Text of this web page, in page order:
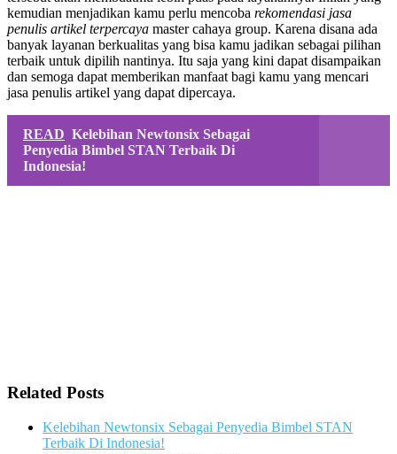
kemudian menjadikan kamu perlu mencoba rekomendasi jasa
penulis artikel terpercaya master cahaya group. Karena disana ada
banyak layanan berkualitas yang bisa kamu jadikan sebagai pilihan
terbaik untuk dipilih nantinya. Itu saja yang kini dapat disampaikan
dan semoga dapat memberikan manfaat bagi kamu yang mencari
jasa penulis artikel yang dapat dipercaya.
READ Kelebihan Newtonsix Sebagai
Penyedia Bimbel STAN Terbaik Di
Indonesia!
Related Posts
Kelebihan Newtonsix Sebagai Penyedia Bimbel STAN
Terbaik Di Indonesia!